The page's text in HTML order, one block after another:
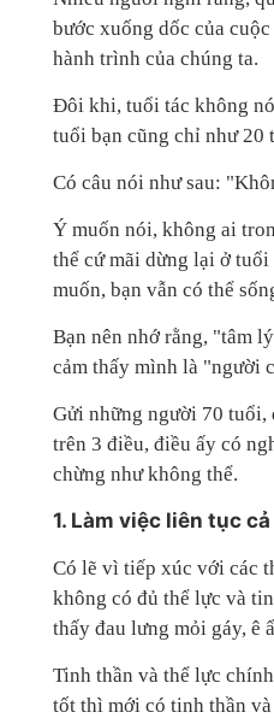
bước xuống dốc của
hành trình của chúng ta.
Đôi khi, tuổi tác không
tuổi bạn cũng chỉ như 20
Có câu nói như sau:
Ý muốn nói, không ai
thể cứ mãi dừng lại ở
muốn, bạn vẫn có thể
Bạn nên nhớ rằng, "tâm
cảm thấy mình là "người
Gửi những người 70 tuổi,
trên 3 điều, điều ấy có
chừng như không thể.
1. Làm việc liên tục
Có lẽ vì tiếp xúc với các
không có đủ thể lực và
thấy đau lưng mỏi gáy, ê
Tinh thần và thể lực
tốt thì mới có tinh thần